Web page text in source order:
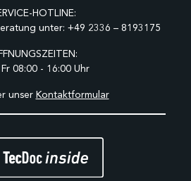
HOTLINE:
unter: +49 2336 – 8193175
08:00 - 16:00 Uhr
unser Kontaktformular